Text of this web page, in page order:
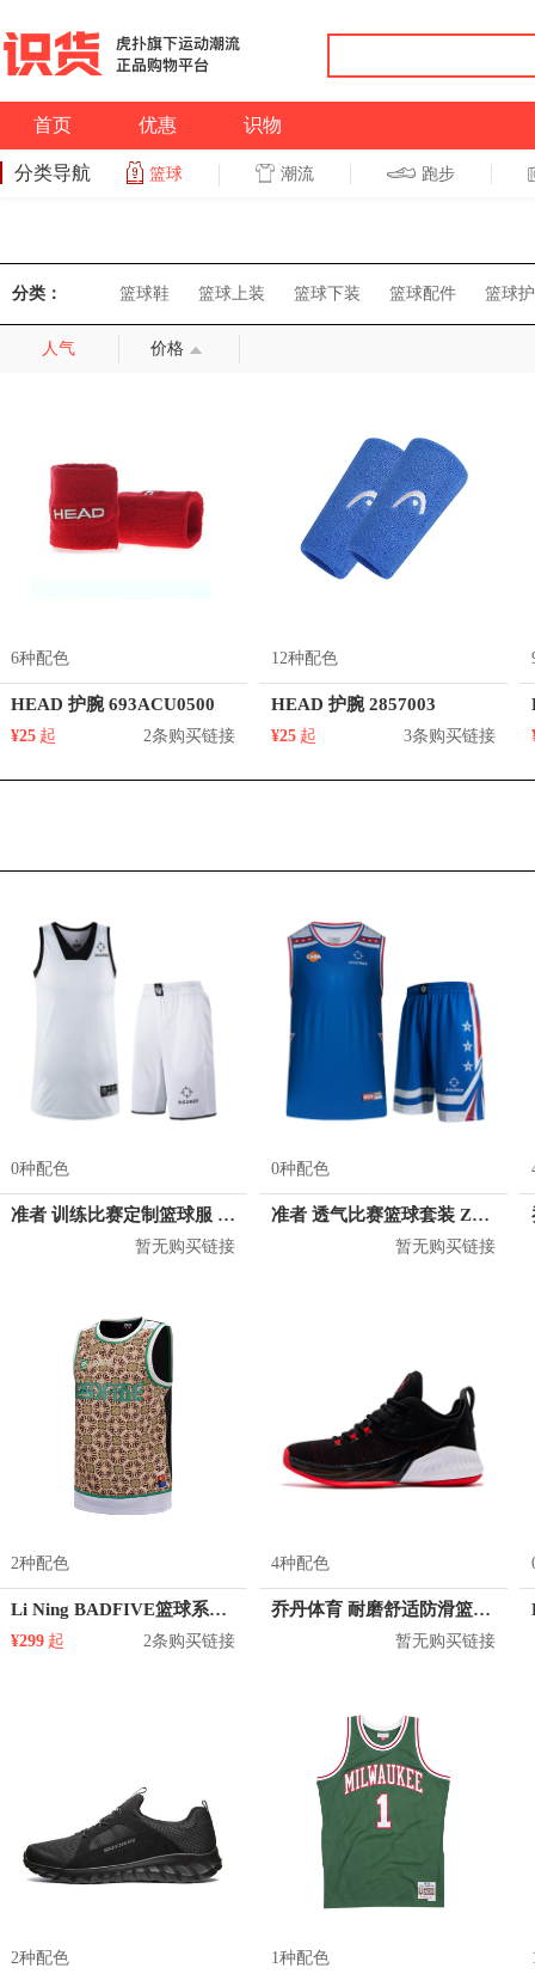
首页 优惠 识物
分类导航 篮球 潮流 跑步
分类： 篮球鞋 篮球上装 篮球下装 篮球配件 篮球
人气 价格
6种配色
HEAD 护腕 693ACU0500
¥25 起 2条购买链接
12种配色
HEAD 护腕 2857003
¥25 起 3条购买链接
0种配色
准者 训练比赛定制篮球服 Z17110105
暂无购买链接
0种配色
准者 透气比赛篮球套装 Z118210177
暂无购买链接
2种配色
Li Ning BADFIVE篮球系列运动篮球背心 AAYQ017
¥299 起 2条购买链接
4种配色
乔丹体育 耐磨舒适防滑篮球鞋 AM4390104
暂无购买链接
2种配色 1种配色